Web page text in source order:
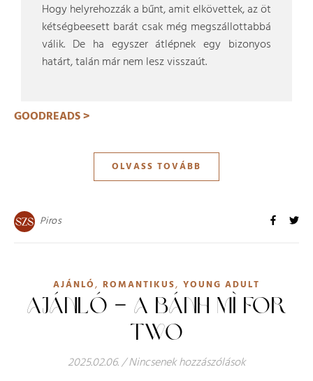
Hogy helyrehozzák a bűnt, amit elkövettek, az öt
kétségbeesett barát csak még megszállottabbá
válik. De ha egyszer átlépnek egy bizonyos
határt, talán már nem lesz visszaút.
GOODREADS >
OLVASS TOVÁBB
Piros
AJÁNLÓ, ROMANTIKUS, YOUNG ADULT
AJÁNLÓ – A BÁNH MÌ FOR
TWO
2025.02.06./Nincsenek hozzászólások